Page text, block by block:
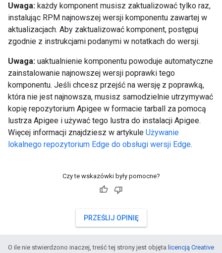
Uwaga: każdy komponent musisz zaktualizować tylko raz,
instalując RPM najnowszej wersji komponentu zawartej w
aktualizacjach. Aby zaktualizować komponent, postępuj
zgodnie z instrukcjami podanymi w notatkach do wersji.
Uwaga: uaktualnienie komponentu powoduje automatyczne
zainstalowanie najnowszej wersji poprawki tego
komponentu. Jeśli chcesz przejść na wersję z poprawką,
która nie jest najnowsza, musisz samodzielnie utrzymywać
kopię repozytorium Apigee w formacie tarball za pomocą
lustrza Apigee i używać tego lustra do instalacji Apigee.
Więcej informacji znajdziesz w artykule Używanie
lokalnego repozytorium Edge do obsługi wersji Edge.
Czy te wskazówki były pomocne?
PRZEŚLIJ OPINIĘ
O ile nie stwierdzono inaczej, treść tej strony jest objęta licencją Creative